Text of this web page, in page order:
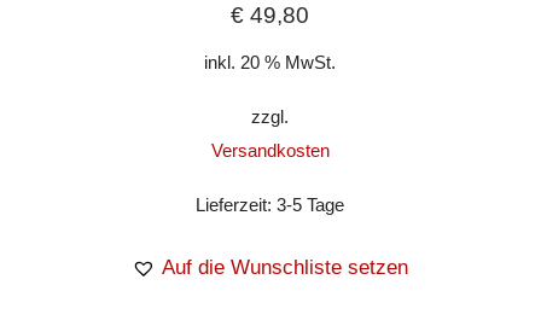
€ 49,80
inkl. 20 % MwSt.
zzgl.
Versandkosten
Lieferzeit:3-5 Tage
Auf die Wunschliste setzen